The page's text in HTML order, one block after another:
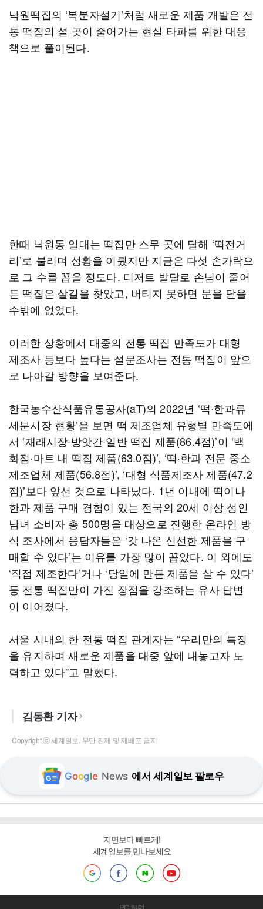
낙원떡집의 ‘복분자설기’처럼 새로운 제품 개발은 전
통 떡집의 설 곳이 줄어가는 현실 타파를 위한 대응
책으로 풀이된다.
한때 낙원동 일대는 떡집만 스무 곳에 달해 ‘떡전거
리’로 불리며 성황을 이뤘지만 지금은 다섯 손가락으
로 그 수를 꼽을 정도다. 디저트 발달로 손님이 줄어
든 떡집은 살길을 찾았고, 버티지 못하면 문을 닫을
수밖에 없었다.
이러한 상황에서 대중의 전통 떡집 만족도가 대형
제조사 등보다 높다는 설문조사는 전통 떡집이 앞으
로 나아갈 방향을 보여준다.
한국농수산식품유통공사(aT)의 2022년 ‘떡·한과류
세분시장 현황’을 보면 떡 제조업체 유형별 만족도에
서 ‘재래시장·방앗간·일반 떡집 제품(86.4점)’이 ‘백
화점·마트 내 떡집 제품(63.0점)’, ‘떡·한과 전문 중소
제조업체 제품(56.8점)’, ‘대형 식품제조사 제품(47.2
점)’보다 앞선 것으로 나타났다. 1년 이내에 떡이나
한과 제품 구매 경험이 있는 전국의 20세 이상 성인
남녀 소비자 총 500명을 대상으로 진행한 온라인 방
식 조사에서 응답자들은 ‘갓 나온 신선한 제품을 구
매할 수 있다’는 이유를 가장 많이 꼽았다. 이 외에도
‘직접 제조한다’거나 ‘당일에 만든 제품을 살 수 있다’
등 전통 떡집만이 가진 장점을 강조하는 유사 답변
이 이어졌다.
서울 시내의 한 전통 떡집 관계자는 “우리만의 특징
을 유지하며 새로운 제품을 대중 앞에 내놓고자 노
력하고 있다”고 말했다.
김동환 기자
Copyright ⓒ 세계일보. 무단 전재 및 재배포 금지
Google News 에서 세계일보 팔로우
지면보다 빠르게!
세계일보를 만나보세요